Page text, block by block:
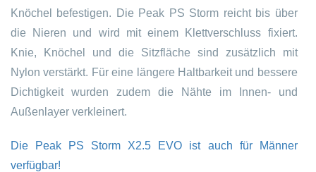
Knöchel befestigen. Die Peak PS Storm reicht bis über
die Nieren und wird mit einem Klettverschluss fixiert.
Knie, Knöchel und die Sitzfläche sind zusätzlich mit
Nylon verstärkt. Für eine längere Haltbarkeit und bessere
Dichtigkeit wurden zudem die Nähte im Innen- und
Außenlayer verkleinert.
Die Peak PS Storm X2.5 EVO ist auch für Männer
verfügbar!